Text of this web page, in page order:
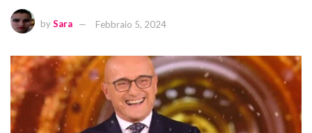
bySara Febbraio 5, 2024